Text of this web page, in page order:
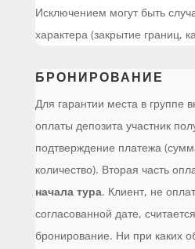
Исключением могут быть
характера (закрытие границ,
БРОНИРОВАНИЕ
Для гарантии места в группе
оплаты депозита участник
подтверждение платежа
количество). Вторая часть
начала тура. Клиент, не
согласованной дате,
бронирование. Ни при каких